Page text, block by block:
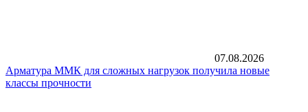
07.08.2026
Арматура ММК для сложных нагрузок получила новые
классы прочности